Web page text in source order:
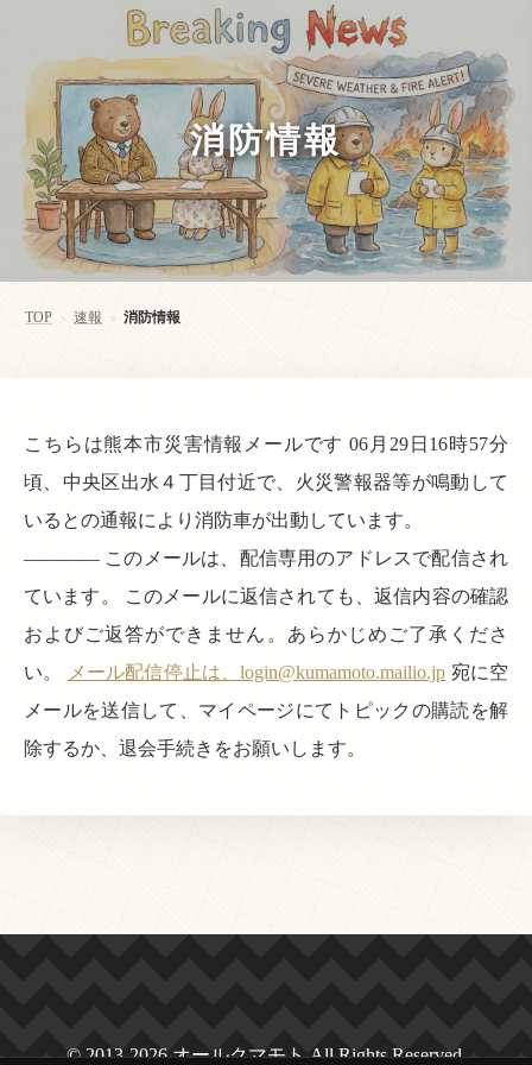
消防情報
TOP > 速報 > 消防情報
こちらは熊本市災害情報メールです 06月29日16時57分
頃、中央区出水４丁目付近で、火災警報器等が鳴動して
いるとの通報により消防車が出動しています。
———— このメールは、配信専用のアドレスで配信され
ています。 このメールに返信されても、返信内容の確認
およびご返答ができません。あらかじめご了承くださ
い。
メール配信停止は、login@kumamoto.mailio.jp 宛に空
メールを送信して、マイページにてトピックの購読を解
除するか、退会手続きをお願いします。
© 2013-2026 オールクマモト All Rights Reserved.